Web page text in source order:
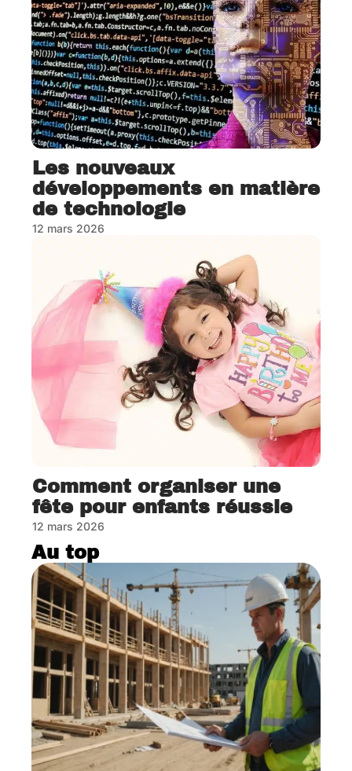
Les nouveaux
développements en matière
de technologie
12 mars 2026
Comment organiser une
fête pour enfants réussie
12 mars 2026
Au top